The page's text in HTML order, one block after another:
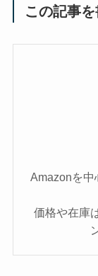
この記事
Amazonを中
価格や在庫